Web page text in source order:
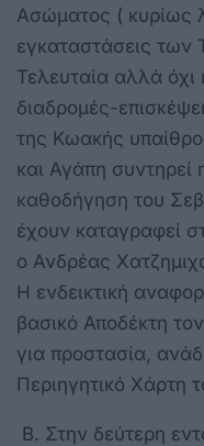
Ασώματος ( κυρίως
εγκαταστάσεις των
Τελευταία αλλά
διαδρομές-
της Κωακής
και Αγάπη
καθοδήγηση του
έχουν καταγραφεί
ο Ανδρέας
Η ενδεικτική
βασικό Αποδέκτη
για προστασία,
Περιηγητικό Χάρτη
Β. Στην δεύτερη